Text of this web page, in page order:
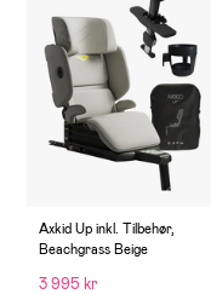
Axkid Up inkl. Tilbehør,
Beachgrass Beige
3 995 kr